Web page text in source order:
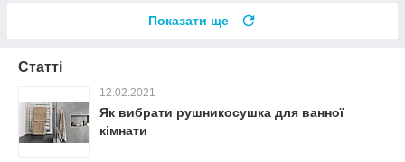
Показати ще
Статті
12.02.2021
Як вибрати рушникосушка для ванної
кімнати